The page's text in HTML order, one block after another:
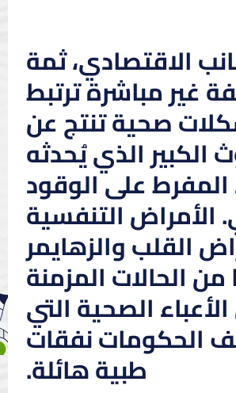
الاقتصادي، ثمة
غير مباشرة ترتبط
صحية تنتج عن
الكبير الذي يُحدثه
المفرط على الوقود
الأمراض التنفسية
القلب والزهايمر
الحالات المزمنة
الصحية التي
الحكومات نفقات
طبية هائلة.